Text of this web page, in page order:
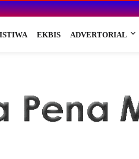
EKBIS ADVERTORIAL